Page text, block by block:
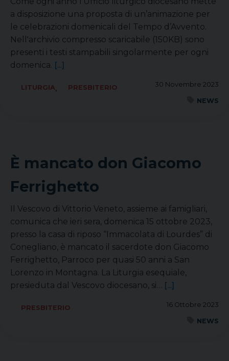
a disposizione una proposta di un’animazione per
le celebrazioni domenicali del Tempo d’Avvento.
Nell'archivio compresso scaricabile (150KB) sono
presenti i testi stampabili singolarmente per ogni
domenica. [...]
30 Novembre 2023
LITURGIA,
PRESBITERIO
NEWS
È mancato don Giacomo
Ferrighetto
Il Vescovo di Vittorio Veneto, assieme ai famigliari,
comunica che ieri sera, domenica 15 ottobre 2023,
presso la casa di riposo “Immacolata di Lourdes” di
Conegliano, è mancato il sacerdote don Giacomo
Ferrighetto, Parroco per quasi 50 anni a San
Lorenzo in Montagna. La Liturgia esequiale,
presieduta dal Vescovo diocesano, si… [...]
16 Ottobre 2023
PRESBITERIO
NEWS